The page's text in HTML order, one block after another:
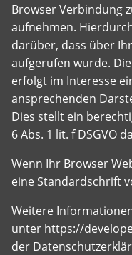
Browser Verbindung
aufnehmen.
darüber, dass über
aufgerufen wurde.
erfolgt im Interesse
ansprechenden
Dies stellt ein
6 Abs. 1 lit. f DSGVO
Wenn Ihr Browser
eine Standardschrift
Weitere
unter https://
der